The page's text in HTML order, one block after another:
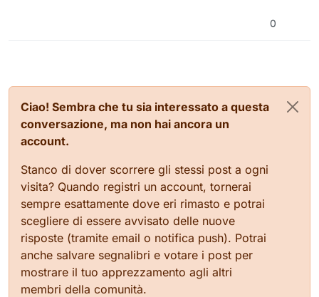
0
Ciao! Sembra che tu sia interessato a questa
conversazione, ma non hai ancora un
account.
Stanco di dover scorrere gli stessi post a ogni
visita? Quando registri un account, tornerai
sempre esattamente dove eri rimasto e potrai
scegliere di essere avvisato delle nuove
risposte (tramite email o notifica push). Potrai
anche salvare segnalibri e votare i post per
mostrare il tuo apprezzamento agli altri
membri della comunità.